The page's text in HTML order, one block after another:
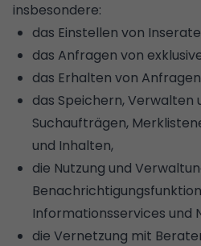
insbesondere:
das Einstellen von
das Anfragen von
das Erhalten von
das Speichern, Verwalten
Suchaufträgen,
und Inhalten,
die Nutzung und
Informationsservices und
die Vernetzung mit